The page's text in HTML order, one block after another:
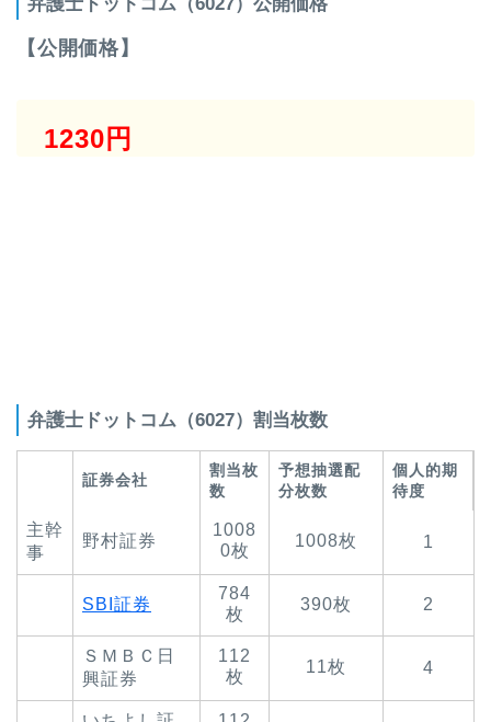
【公開価格】
1230円
弁護士ドットコム（6027）割当枚数
証券会社
割当枚
数
予想抽選配
分枚数
個人的期
待度
主幹
事
野村証券
1008
0枚
1008枚 1
SBI証券
784
枚
390枚 2
ＳＭＢＣ日
興証券
112
枚
11枚 4